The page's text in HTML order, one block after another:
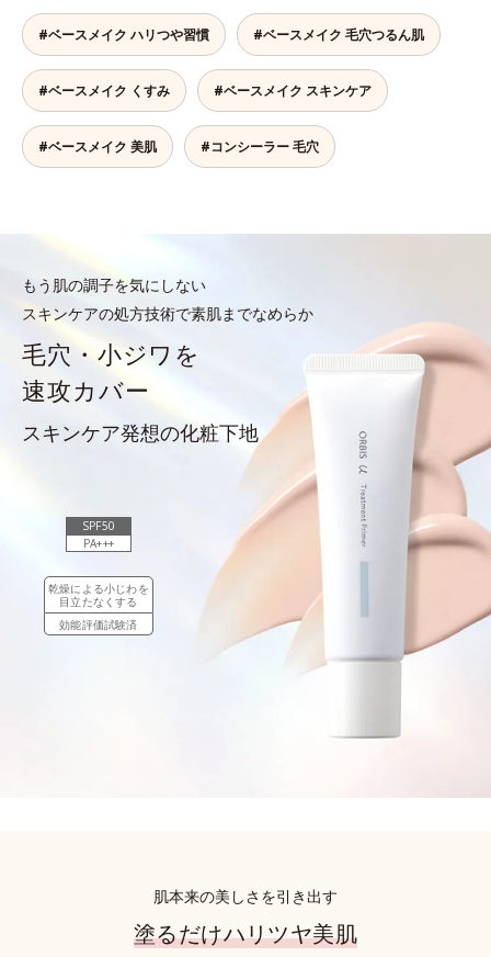
#ベースメイク ハリつや習慣 #ベースメイク 毛穴つるん肌
#ベースメイク くすみ #ベースメイク スキンケア
#ベースメイク 美肌 #コンシーラー 毛穴
SPF50
PA+++
乾燥による小じわを
目立たなくする
効能評価試験済
もう肌の調子を気にしない
スキンケアの処方技術で素肌までなめらか
毛穴・小ジワを
速攻カバー
スキンケア発想の化粧下地
肌本来の美しさを引き出す
塗るだけハリツヤ美肌